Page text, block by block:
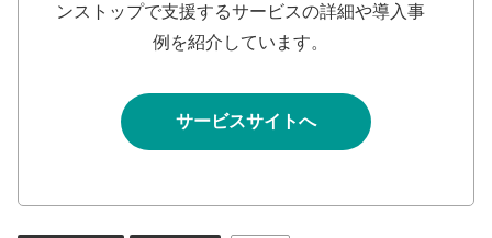
ンストップで支援するサービスの詳細や導入事
例を紹介しています。
サービスサイトへ